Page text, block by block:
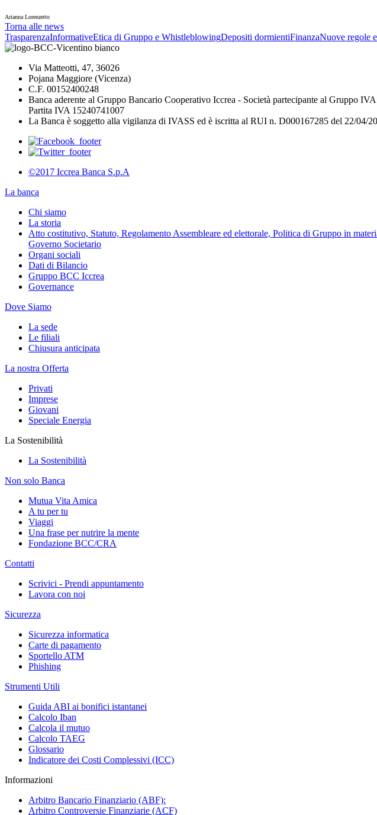
Arianna Lorenzetto
Torna alle news
TrasparenzaInformativeEtica di Gruppo e WhistleblowingDepositi dormientiFinanzaNuove regole
Via Matteotti, 47, 36026
Pojana Maggiore (Vicenza)
C.F. 00152400248
Banca aderente al Gruppo Bancario Cooperativo Iccrea - Società partecipante al Gruppo
Partita IVA 15240741007
La Banca è soggetto alla vigilanza di IVASS ed è iscritta al RUI n. D000167285 del 22/04/
©2017 Iccrea Banca S.p.A
La banca
Chi siamo
La storia
Atto costitutivo, Statuto, Regolamento Assembleare ed elettorale, Politica di Gruppo in
Governo Societario
Organi sociali
Dati di Bilancio
Gruppo BCC Iccrea
Governance
Dove Siamo
La sede
Le filiali
Chiusura anticipata
La nostra Offerta
Privati
Imprese
Giovani
Speciale Energia
La Sostenibilità
La Sostenibilità
Non solo Banca
Mutua Vita Amica
A tu per tu
Viaggi
Una frase per nutrire la mente
Fondazione BCC/CRA
Contatti
Scrivici - Prendi appuntamento
Lavora con noi
Sicurezza
Sicurezza informatica
Carte di pagamento
Sportello ATM
Phishing
Strumenti Utili
Guida ABI ai bonifici istantanei
Calcolo Iban
Calcola il mutuo
Calcolo TAEG
Glossario
Indicatore dei Costi Complessivi (ICC)
Informazioni
Arbitro Bancario Finanziario (ABF):
Arbitro Controversie Finanziarie (ACF)